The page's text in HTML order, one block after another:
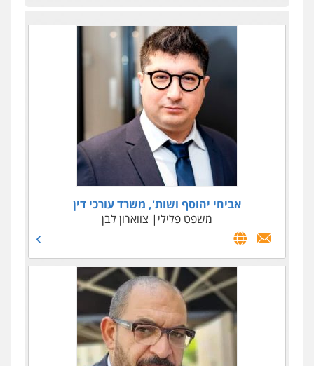
אביחי יהוסף ושות', משרד עורכי דין
משפט פלילי
צווארון לבן
עו"ד ד"ר אבי שקד
עבירות כלכליות
הלבנת הון חילוטים
פליליות